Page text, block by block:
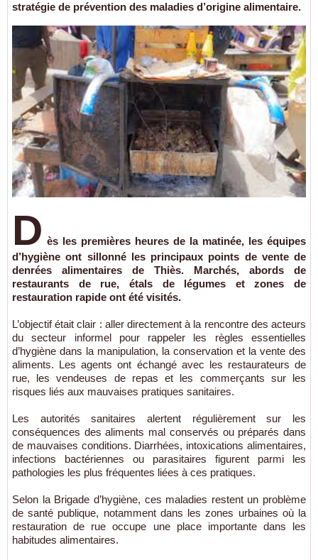
stratégie de prévention des maladies d’origine alimentaire.
D ès les premières heures de la matinée, les équipes
d’hygiène ont sillonné les principaux points de vente de
denrées alimentaires de Thiès. Marchés, abords de
restaurants de rue, étals de légumes et zones de
restauration rapide ont été visités.
L’objectif était clair : aller directement à la rencontre des acteurs
du secteur informel pour rappeler les règles essentielles
d’hygiène dans la manipulation, la conservation et la vente des
aliments. Les agents ont échangé avec les restaurateurs de
rue, les vendeuses de repas et les commerçants sur les
risques liés aux mauvaises pratiques sanitaires.
Les autorités sanitaires alertent régulièrement sur les
conséquences des aliments mal conservés ou préparés dans
de mauvaises conditions. Diarrhées, intoxications alimentaires,
infections bactériennes ou parasitaires figurent parmi les
pathologies les plus fréquentes liées à ces pratiques.
Selon la Brigade d’hygiène, ces maladies restent un problème
de santé publique, notamment dans les zones urbaines où la
restauration de rue occupe une place importante dans les
habitudes alimentaires.